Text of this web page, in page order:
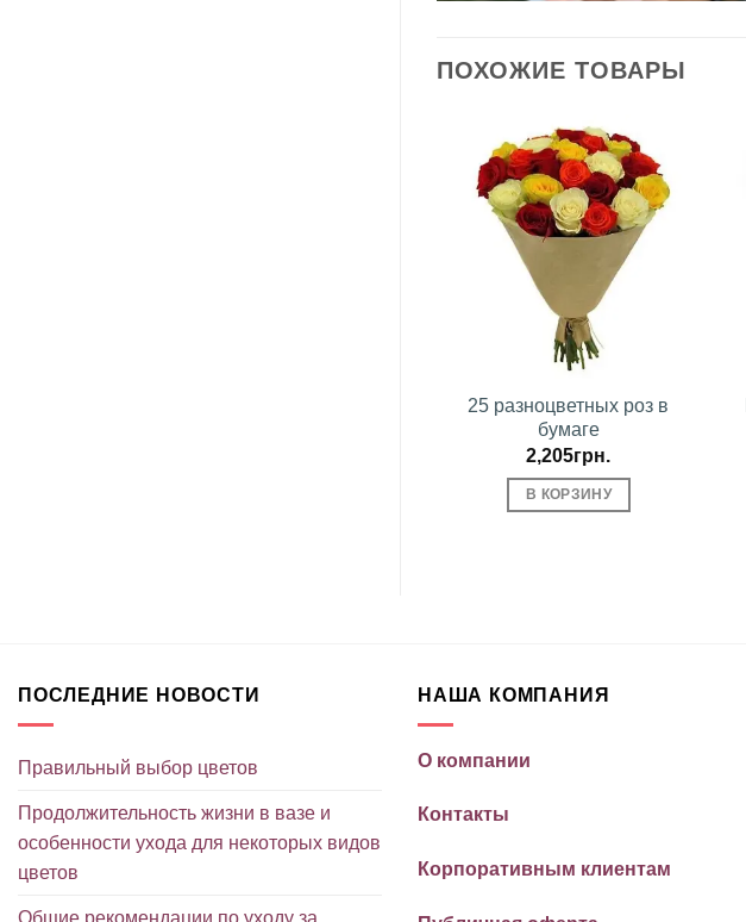
ПОХОЖИЕ ТОВАРЫ
В
избранное
25 разноцветных роз в
бумаге
2,205грн.
В КОРЗИНУ
ПОСЛЕДНИЕ НОВОСТИ
Правильный выбор цветов
Продолжительность жизни в вазе и
особенности ухода для некоторых видов
цветов
Общие рекомендации по уходу за
НАША КОМПАНИЯ
О компании
Контакты
Корпоративным клиентам